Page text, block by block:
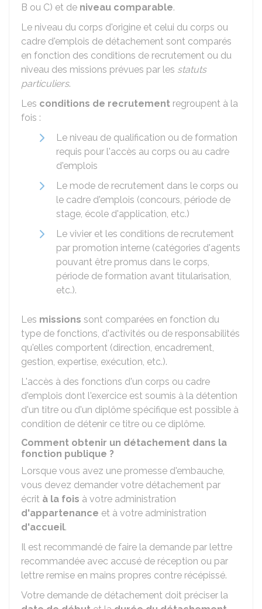
B ou C) et de niveau comparable.
Le niveau du corps d'origine et celui du corps ou
cadre d'emplois de détachement sont comparés
en fonction des conditions de recrutement ou du
niveau des missions prévues par les statuts
particuliers.
Les conditions de recrutement regroupent à la
fois :
Le niveau de qualification ou de formation
requis pour l'accès au corps ou au cadre
d'emplois
Le mode de recrutement dans le corps ou
le cadre d'emplois (concours, période de
stage, école d'application, etc.)
Le vivier et les conditions de recrutement
par promotion interne (catégories d'agents
pouvant être promus dans le corps,
période de formation avant titularisation,
etc.).
Les missions sont comparées en fonction du
type de fonctions, d'activités ou de responsabilités
qu'elles comportent (direction, encadrement,
gestion, expertise, exécution, etc.).
L'accès à des fonctions d'un corps ou cadre
d'emplois dont l'exercice est soumis à la détention
d'un titre ou d'un diplôme spécifique est possible à
condition de détenir ce titre ou ce diplôme.
Comment obtenir un détachement dans la
fonction publique ?
Lorsque vous avez une promesse d'embauche,
vous devez demander votre détachement par
écrit à la fois à votre administration
d'appartenance et à votre administration
d'accueil.
Il est recommandé de faire la demande par lettre
recommandée avec accusé de réception ou par
lettre remise en mains propres contre récépissé.
Votre demande de détachement doit préciser la